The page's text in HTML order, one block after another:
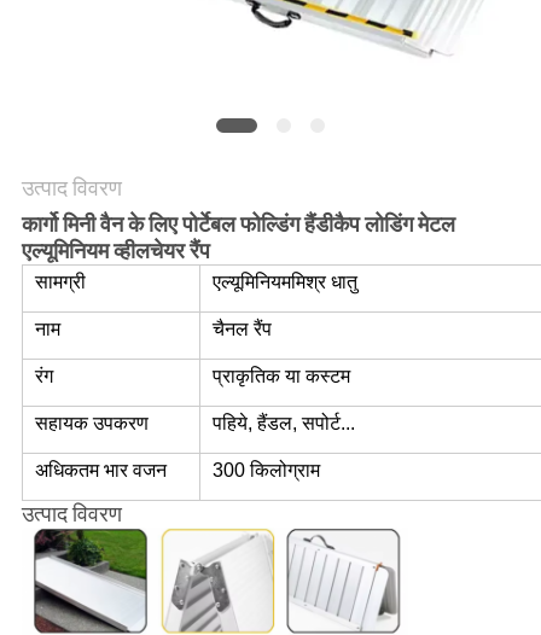
उत्पाद विवरण
कार्गो मिनी वैन के लिए पोर्टेबल फोल्डिंग हैंडीकैप लोडिंग मेटल
एल्यूमिनियम व्हीलचेयर रैंप
सामग्री एल्यूमिनियममिश्र धातु
नाम चैनल रैंप
रंग प्राकृतिक या कस्टम
सहायक उपकरण पहिये, हैंडल, सपोर्ट...
अधिकतम भार वजन 300 किलोग्राम
उत्पाद विवरण